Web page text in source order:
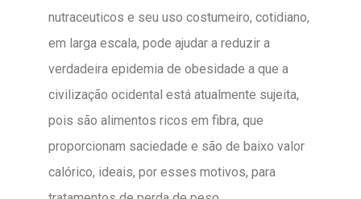
nutraceuticos e seu uso costumeiro, cotidiano,
em larga escala, pode ajudar a reduzir a
verdadeira epidemia de obesidade a que a
civilização ocidental está atualmente sujeita,
pois são alimentos ricos em fibra, que
proporcionam saciedade e são de baixo valor
calórico, ideais, por esses motivos, para